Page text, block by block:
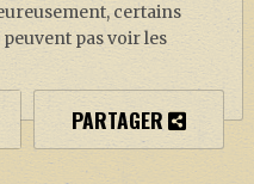
certains
pas voir les
PARTAGER